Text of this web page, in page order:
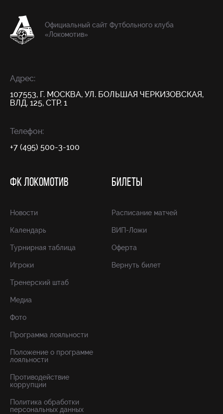
Официальный сайт Футбольного клуба
«Локомотив»
Адрес:
107553, Г. МОСКВА, УЛ. БОЛЬШАЯ ЧЕРКИЗОВСКАЯ,
ВЛД. 125, СТР. 1
Телефон:
+7 (495) 500-3-100
ФК ЛОКОМОТИВ
Новости
Календарь
Турнирная таблица
Игроки
Тренерский штаб
Медиа
Фото
Программа лояльности
Положение о программе
лояльности
Противодействие
коррупции
Политика обработки
персональных данных
БИЛЕТЫ
Расписание матчей
ВИП-Ложи
Оферта
Вернуть билет